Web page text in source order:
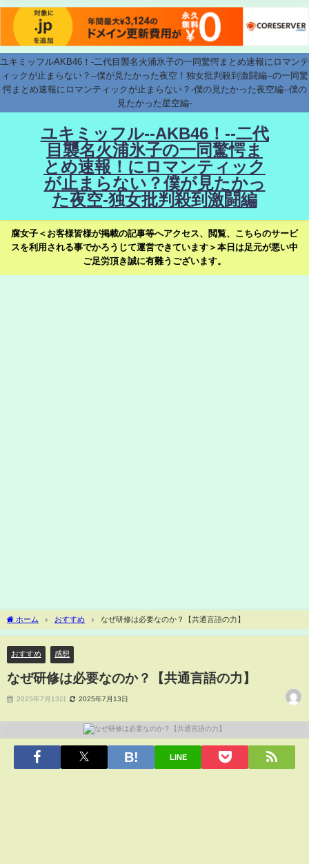
ユキミッフルAKB46！-二代目襲名火浦氷子の一同驚愕まとめ速報にロマンテ
ィックが止まらない？--僕が見たかった夜空！独女批判殺到激闘編--の一同驚
愕まとめ速報にロマンティックが止まらない？-僕の見たかった夜空編--僕の
見たかった星空編-
ユキミッフル--AKB46！--二代
目襲名火浦氷子の一同驚愕ま
とめ速報！にロマンティック
が止まらない？僕が見たかっ
た夜空-独女批判殺到激闘編
腐女子＜お客様皆様が掲載の記事等へアクセス、閲覧、こちらのサービ
スを利用される事でかろうじて運営できています＞本日は足元が悪い中
ご足労頂き誠に有難うございます。
ホーム おすすめ なぜ研修は必要なのか？【共通言語の力】
おすすめ 感想
なぜ研修は必要なのか？【共通言語の力】
2025年7月13日 2025年7月13日
LINE